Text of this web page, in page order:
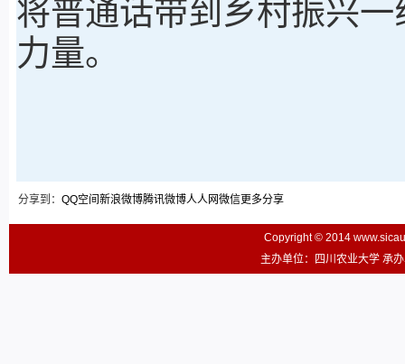
将普通话带到乡村振兴
力量。
分享到： QQ空间 新浪微博腾讯微博人人网微信更多分享
Copyright © 2014
主办单位：四川农业大学 承